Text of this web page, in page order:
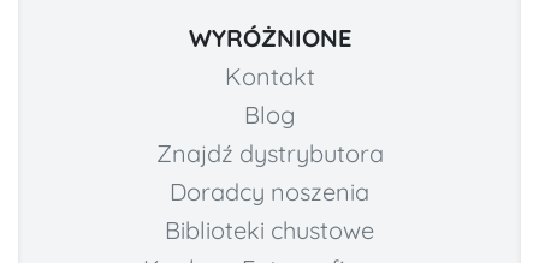
WYRÓŻNIONE
Kontakt
Blog
Znajdź dystrybutora
Doradcy noszenia
Biblioteki chustowe